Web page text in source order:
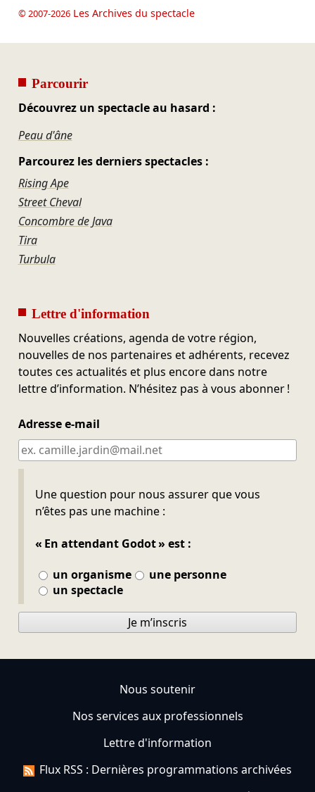
© 2007-2026Les Archives du spectacle
Parcourir
Découvrez un spectacle au hasard :
Peau d'âne
Parcourez les derniers spectacles :
Rising Ape
Street Cheval
Concombre de Java
Tira
Turbula
Lettre d'information
Nouvelles créations, agenda de votre région,
nouvelles de nos partenaires et adhérents, recevez
toutes ces actualités et plus encore dans notre
lettre d’information. N’hésitez pas à vous abonner !
Adresse e-mail
Une question pour nous assurer que vous
n’êtes pas une machine :
« En attendant Godot » est :
un organisme
une personne
un spectacle
Ne pas remplir
Je m’inscris
Nous soutenir
Nos services aux professionnels
Lettre d'information
Flux RSS : Dernières programmations archivées